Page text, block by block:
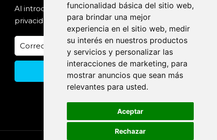
funcionalidad básica del sitio web,
para brindar una mejor
experiencia en el sitio web, medir
su interés en nuestros productos
y servicios y personalizar las
interacciones de marketing, para
mostrar anuncios que sean más
relevantes para usted.
Aceptar
Rechazar
Al introducir tu email, aceptas nuestra Política de
privacidad